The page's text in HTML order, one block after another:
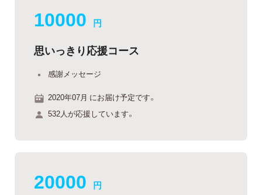
10000 円
思いっきり応援コース
感謝メッセージ
2020年07月 にお届け予定です。
532人が応援しています。
20000 円